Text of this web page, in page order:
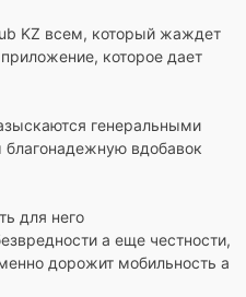
KZ всем, который жаждет
которое дает
генеральными
благонадежную вдобавок
для него
а еще честности,
дорожит мобильность а